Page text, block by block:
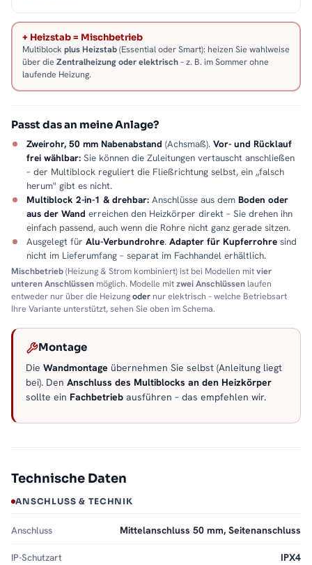
+ Heizstab = Mischbetrieb
Multiblock plus Heizstab(Essential oder Smart): heizen Sie wahlweise
über die Zentralheizung oder elektrisch– z. B. im Sommer ohne
laufende Heizung.
Passt das an meine Anlage?
Zweirohr, 50 mm Nabenabstand (Achsmaß). Vor- und Rücklauf
frei wählbar: Sie können die Zuleitungen vertauscht anschließen
– der Multiblock reguliert die Fließrichtung selbst, ein „falsch
herum" gibt es nicht.
Multiblock 2-in-1 & drehbar: Anschlüsse aus dem Boden oder
aus der Wand erreichen den Heizkörper direkt – Sie drehen ihn
einfach passend, auch wenn die Rohre nicht ganz gerade sitzen.
Ausgelegt für Alu-Verbundrohre. Adapter für Kupferrohre sind
nicht im Lieferumfang – separat im Fachhandel erhältlich.
Mischbetrieb(Heizung & Strom kombiniert) ist bei Modellen mitvier
unteren Anschlüssen möglich. Modelle mitzwei Anschlüssen laufen
entweder nur über die Heizungoder nur elektrisch – welche Betriebsart
Ihre Variante unterstützt, sehen Sie oben im Schema.
Montage
Die Wandmontage übernehmen Sie selbst (Anleitung liegt
bei). Den Anschluss des Multiblocks an den Heizkörper
sollte ein Fachbetrieb ausführen – das empfehlen wir.
Technische Daten
ANSCHLUSS & TECHNIK
Anschluss Mittelanschluss 50 mm, Seitenanschluss
IP-Schutzart IPX4